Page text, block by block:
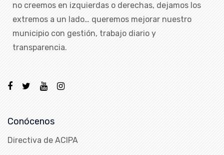
no creemos en izquierdas o derechas, dejamos los
extremos a un lado… queremos mejorar nuestro
municipio con gestión, trabajo diario y
transparencia.
Conócenos
Directiva de ACIPA